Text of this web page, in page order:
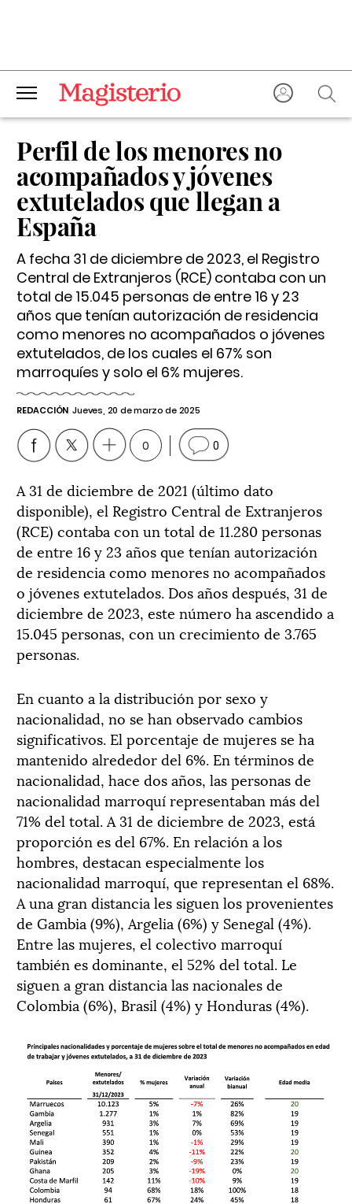
Perfil de los menores no
acompañados y jóvenes
extutelados que llegan a
España
A fecha 31 de diciembre de 2023, el Registro
Central de Extranjeros (RCE) contaba con un
total de 15.045 personas de entre 16 y 23
años que tenían autorización de residencia
como menores no acompañados o jóvenes
extutelados, de los cuales el 67% son
marroquíes y solo el 6% mujeres.
REDACCIÓN Jueves, 20 de marzo de 2025
0 0
A 31 de diciembre de 2021 (último dato
disponible), el Registro Central de Extranjeros
(RCE) contaba con un total de 11.280 personas
de entre 16 y 23 años que tenían autorización
de residencia como menores no acompañados
o jóvenes extutelados. Dos años después, 31 de
diciembre de 2023, este número ha ascendido a
15.045 personas, con un crecimiento de 3.765
personas.
En cuanto a la distribución por sexo y
nacionalidad, no se han observado cambios
significativos. El porcentaje de mujeres se ha
mantenido alrededor del 6%. En términos de
nacionalidad, hace dos años, las personas de
nacionalidad marroquí representaban más del
71% del total. A 31 de diciembre de 2023, está
proporción es del 67%. En relación a los
hombres, destacan especialmente los
nacionalidad marroquí, que representan el 68%.
A una gran distancia les siguen los provenientes
de Gambia (9%), Argelia (6%) y Senegal (4%).
Entre las mujeres, el colectivo marroquí
también es dominante, el 52% del total. Le
siguen a gran distancia las nacionales de
Colombia (6%), Brasil (4%) y Honduras (4%).